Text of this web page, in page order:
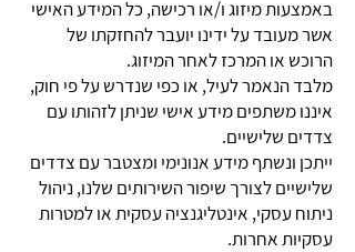
באמצעות מיזוג ו/או רכישה, כל המידע האישי
אשר מעובד על ידינו יועבר להחזקתו של
הרוכש או המרכז לאחר המיזוג.
מלבד הנאמר לעיל, או כפי שנדרש על פי חוק,
איננו משתפים מידע אישי שניתן לזהותו עם
צדדים שלישיים.
ייתכן ונשתף מידע אנונימי ומצטבר עם צדדים
שלישיים לצורך שיפור השירותים שלנו, ניהול
ניתוח עסקי, אינטליגנציה עסקית או למטרות
עסקיות אחרות.